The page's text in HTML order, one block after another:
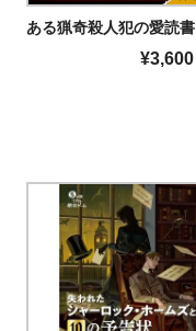
ある猟奇殺人犯の愛読書
¥3,600